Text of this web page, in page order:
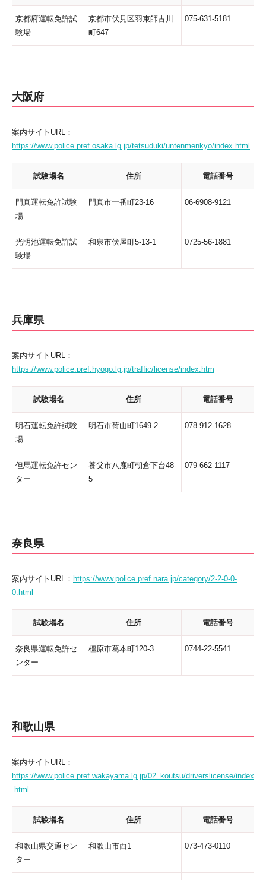
京都府運転免許試
験場
京都市伏見区羽束師古川
町647
075-631-5181
大阪府
案内サイトURL：
https://www.police.pref.osaka.lg.jp/tetsuduki/untenmenkyo/index.html
試験場名 住所 電話番号
門真運転免許試験
場
門真市一番町23-16 06-6908-9121
光明池運転免許試
験場
和泉市伏屋町5-13-1 0725-56-1881
兵庫県
案内サイトURL：
https://www.police.pref.hyogo.lg.jp/traffic/license/index.htm
試験場名 住所 電話番号
明石運転免許試験
場
明石市荷山町1649-2 078-912-1628
但馬運転免許セン
ター
養父市八鹿町朝倉下台48-
5
079-662-1117
奈良県
案内サイトURL： https://www.police.pref.nara.jp/category/2-2-0-0-
0.html
試験場名 住所 電話番号
奈良県運転免許セ
ンター
橿原市葛本町120-3 0744-22-5541
和歌山県
案内サイトURL：
https://www.police.pref.wakayama.lg.jp/02_koutsu/driverslicense/index
.html
試験場名 住所 電話番号
和歌山県交通セン
ター
和歌山市西1 073-473-0110